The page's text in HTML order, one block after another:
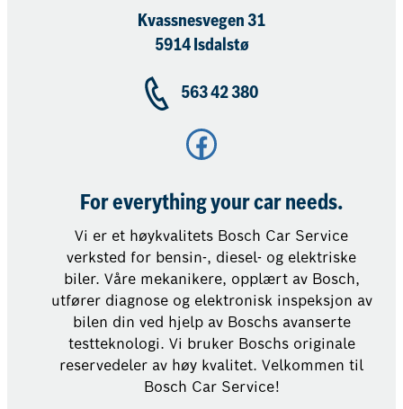
Kvassnesvegen 31
5914 Isdalstø
563 42 380
Facebook
For everything your car needs.
Vi er et høykvalitets Bosch Car Service
verksted for bensin-, diesel- og elektriske
biler. Våre mekanikere, opplært av Bosch,
utfører diagnose og elektronisk inspeksjon av
bilen din ved hjelp av Boschs avanserte
testteknologi. Vi bruker Boschs originale
reservedeler av høy kvalitet. Velkommen til
Bosch Car Service!